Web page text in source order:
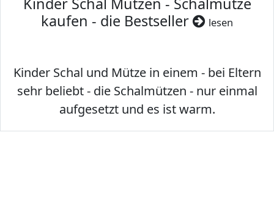
kaufen - die Bestseller
lesen
Kinder Schal und Mütze in einem - bei Eltern
sehr beliebt - die Schalmützen - nur einmal
aufgesetzt und es ist warm.